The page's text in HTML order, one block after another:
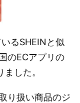
るSHEINと似
のECアプリの
した。
り扱い商品のジ